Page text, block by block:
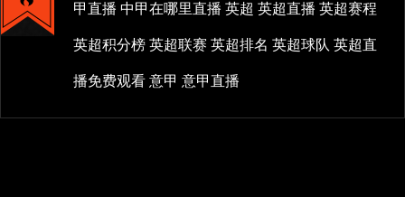
甲直播 中甲在哪里直播 英超 英超直播 英超赛程
英超积分榜 英超联赛 英超排名 英超球队 英超直
播免费观看 意甲 意甲直播